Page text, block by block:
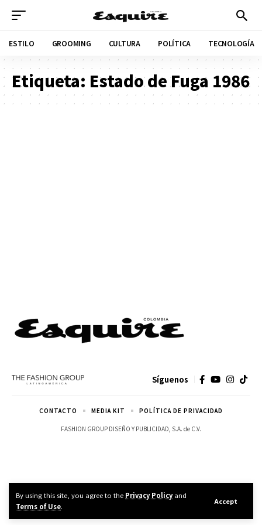
By using this site, you agree to the Privacy Policyand
Terms of Use.
Accept
ESTILO GROOMING CULTURA POLÍTICA TECNOLOGÍA
Etiqueta: Estado de Fuga 1986
Síguenos
FASHION GROUP DISEÑO Y PUBLICIDAD, S.A. de C.V.
CONTACTO MEDIA KIT POLÍTICA DE PRIVACIDAD